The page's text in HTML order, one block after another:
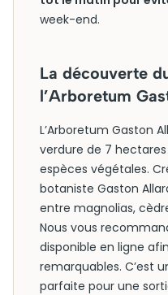
week-end.
La découverte
l’Arboretum
L’Arboretum Gaston
verdure de 7
espèces végétales.
botaniste Gaston
entre magnolias,
Nous vous
disponible en ligne
remarquables. C’est
parfaite pour une